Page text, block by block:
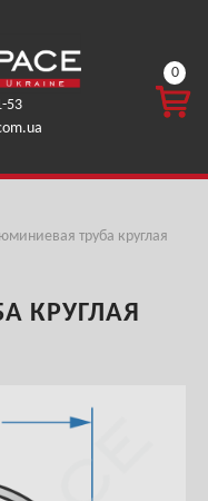
53
КОРЗ
ГРН.
0
труба круглая
КРУГЛАЯ